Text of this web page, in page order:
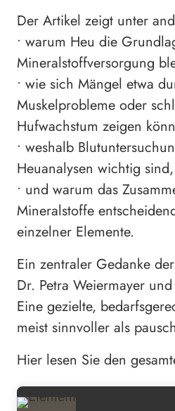
Der Artikel zeigt unter
• warum Heu die
Mineralstoffversorgung
• wie sich Mängel etwa
Muskelprobleme oder
Hufwachstum zeigen
• weshalb
Heuanalysen wichtig
• und warum das
Mineralstoffe
einzelner Elemente.
Ein zentraler Gedanke
Dr. Petra Weiermayer
Eine gezielte,
meist sinnvoller als
Hier lesen Sie den